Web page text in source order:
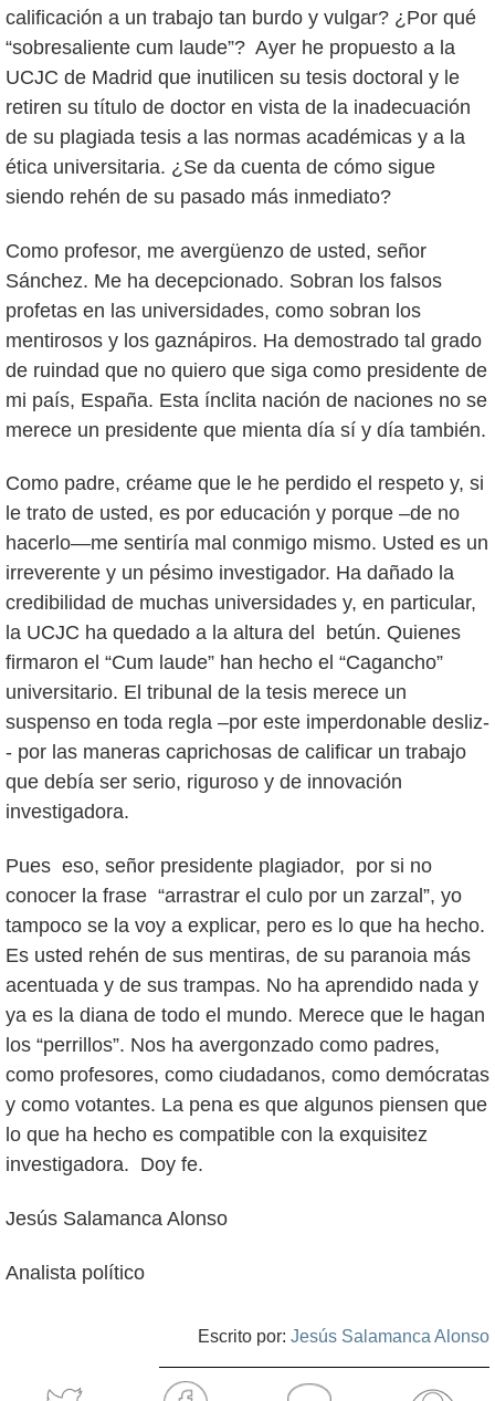
calificación a un trabajo tan burdo y vulgar? ¿Por qué
“sobresaliente cum laude”? Ayer he propuesto a la
UCJC de Madrid que inutilicen su tesis doctoral y le
retiren su título de doctor en vista de la inadecuación
de su plagiada tesis a las normas académicas y a la
ética universitaria. ¿Se da cuenta de cómo sigue
siendo rehén de su pasado más inmediato?
Como profesor, me avergüenzo de usted, señor
Sánchez. Me ha decepcionado. Sobran los falsos
profetas en las universidades, como sobran los
mentirosos y los gaznápiros. Ha demostrado tal grado
de ruindad que no quiero que siga como presidente de
mi país, España. Esta ínclita nación de naciones no se
merece un presidente que mienta día sí y día también.
Como padre, créame que le he perdido el respeto y, si
le trato de usted, es por educación y porque –de no
hacerlo—me sentiría mal conmigo mismo. Usted es un
irreverente y un pésimo investigador. Ha dañado la
credibilidad de muchas universidades y, en particular,
la UCJC ha quedado a la altura del betún. Quienes
firmaron el “Cum laude” han hecho el “Cagancho”
universitario. El tribunal de la tesis merece un
suspenso en toda regla –por este imperdonable desliz-
- por las maneras caprichosas de calificar un trabajo
que debía ser serio, riguroso y de innovación
investigadora.
Pues eso, señor presidente plagiador, por si no
conocer la frase “arrastrar el culo por un zarzal”, yo
tampoco se la voy a explicar, pero es lo que ha hecho.
Es usted rehén de sus mentiras, de su paranoia más
acentuada y de sus trampas. No ha aprendido nada y
ya es la diana de todo el mundo. Merece que le hagan
los “perrillos”. Nos ha avergonzado como padres,
como profesores, como ciudadanos, como demócratas
y como votantes. La pena es que algunos piensen que
lo que ha hecho es compatible con la exquisitez
investigadora. Doy fe.
Jesús Salamanca Alonso
Analista político
Escrito por: Jesús Salamanca Alonso